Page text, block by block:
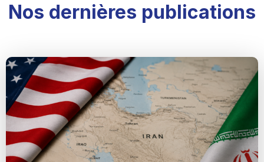
Nos dernières publications